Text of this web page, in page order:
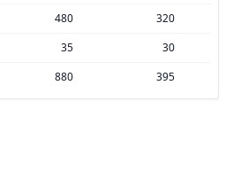
480 320
35 30
880 395